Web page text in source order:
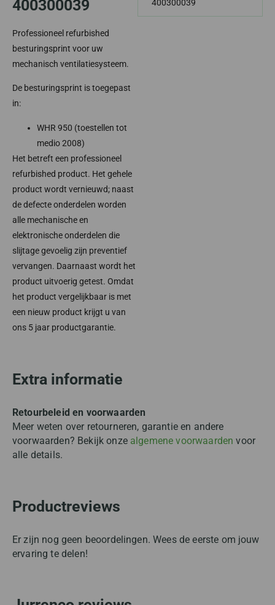
400300039
Professioneel refurbished
besturingsprint voor uw
mechanisch ventilatiesysteem.
De besturingsprint is toegepast
in:
WHR 950 (toestellen tot
medio 2008)
Het betreft een professioneel
refurbished product. Het gehele
product wordt vernieuwd; naast
de defecte onderdelen worden
alle mechanische en
elektronische onderdelen die
slijtage gevoelig zijn preventief
vervangen. Daarnaast wordt het
product uitvoerig getest. Omdat
het product vergelijkbaar is met
een nieuw product krijgt u van
ons 5 jaar productgarantie.
400300039
Extra informatie
Retourbeleid en voorwaarden
Meer weten over retourneren, garantie en andere
voorwaarden? Bekijk onze algemene voorwaarden voor
alle details.
Productreviews
Er zijn nog geen beoordelingen. Wees de eerste om jouw
ervaring te delen!